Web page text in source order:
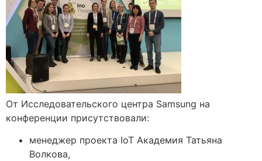
От Исследовательского центра Samsung на
конференции присутствовали:
менеджер проекта IoT Академия Татьяна
Волкова,